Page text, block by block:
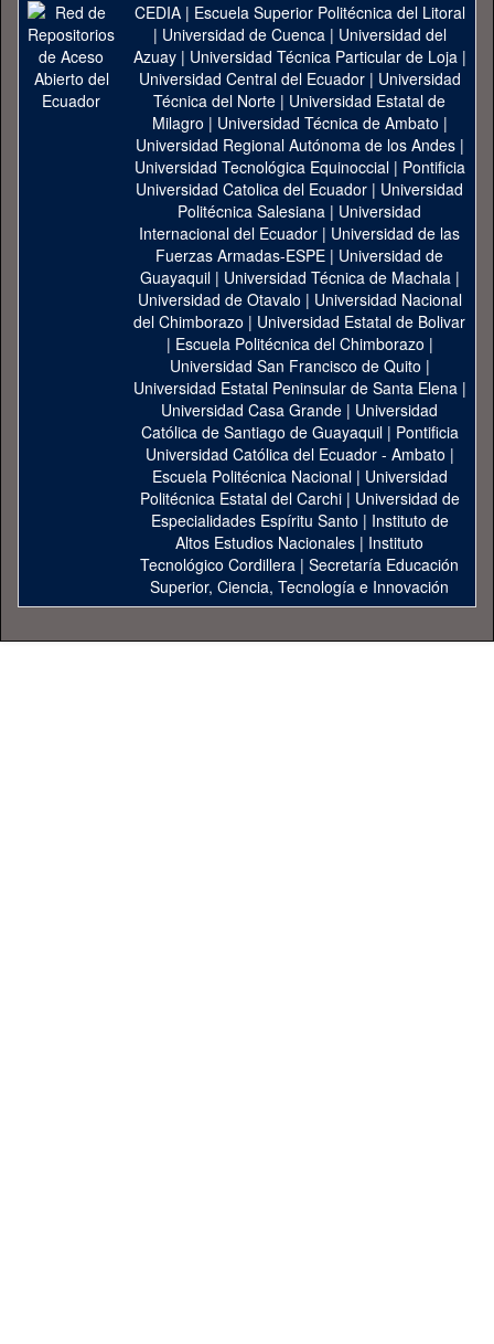
CEDIA| Escuela Superior Politécnica del Litoral
| Universidad de Cuenca| Universidad del
Azuay| Universidad Técnica Particular de Loja|
Universidad Central del Ecuador| Universidad
Técnica del Norte | Universidad Estatal de
Milagro | Universidad Técnica de Ambato |
Universidad Regional Autónoma de los Andes|
Universidad Tecnológica Equinoccial| Pontificia
Universidad Catolica del Ecuador | Universidad
Politécnica Salesiana | Universidad
Internacional del Ecuador | Universidad de las
Fuerzas Armadas-ESPE | Universidad de
Guayaquil| Universidad Técnica de Machala|
Universidad de Otavalo | Universidad Nacional
del Chimborazo | Universidad Estatal de Bolivar
| Escuela Politécnica del Chimborazo |
Universidad San Francisco de Quito |
Universidad Estatal Peninsular de Santa Elena|
Universidad Casa Grande | Universidad
Católica de Santiago de Guayaquil| Pontificia
Universidad Católica del Ecuador - Ambato |
Escuela Politécnica Nacional| Universidad
Politécnica Estatal del Carchi| Universidad de
Especialidades Espíritu Santo | Instituto de
Altos Estudios Nacionales | Instituto
Tecnológico Cordillera | Secretaría Educación
Superior, Ciencia, Tecnología e Innovación